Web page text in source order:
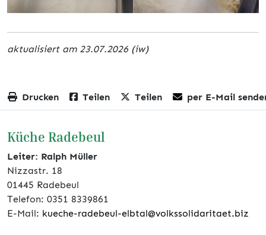
aktualisiert am 23.07.2026 (iw)
Drucken Teilen Teilen per E-Mail
Küche Radebeul
Leiter: Ralph Müller
Nizzastr. 18
01445 Radebeul
Telefon: 0351 8339861
E-Mail: kueche-radebeul-elbtal@volkssolidaritaet.biz